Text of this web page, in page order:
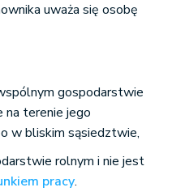
uważa się osobę
gospodarstwie
na terenie jego
w bliskim sąsiedztwie,
rolnym i nie jest
pracy.